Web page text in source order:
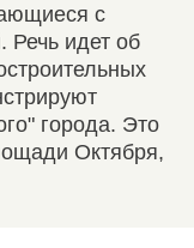
с
Речь идет об
города. Это
Октября,